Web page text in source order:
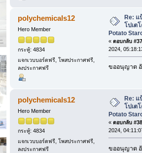
polychemicals12
Hero Member
กระทู้: 4834
แจกเวบบอร์ดฟรี, โพสประกาศฟรี,
ลงประกาศฟรี
Re: แ
โปเต
Potato
« ตอบกลับ
2024,
ขออนุญาต
polychemicals12
Hero Member
กระทู้: 4834
แจกเวบบอร์ดฟรี, โพสประกาศฟรี,
ลงประกาศฟรี
Re: แ
โปเต
Potato
« ตอบกลับ
2024,
ขออนุญาต